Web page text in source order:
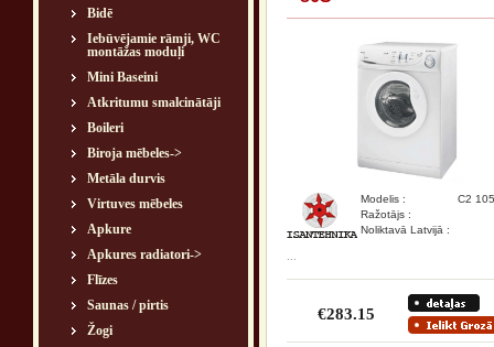
Bidē
Iebūvējamie rāmji, WC
montāžas moduļi
Mini Baseini
Atkritumu smalcinātāji
Boileri
Biroja mēbeles->
Metāla durvis
Virtuves mēbeles
Apkure
Apkures radiatori->
Flīzes
Saunas / pirtis
Žogi
Modelis :
C2
Ražotājs :
Noliktavā Latvijā :
€283.15